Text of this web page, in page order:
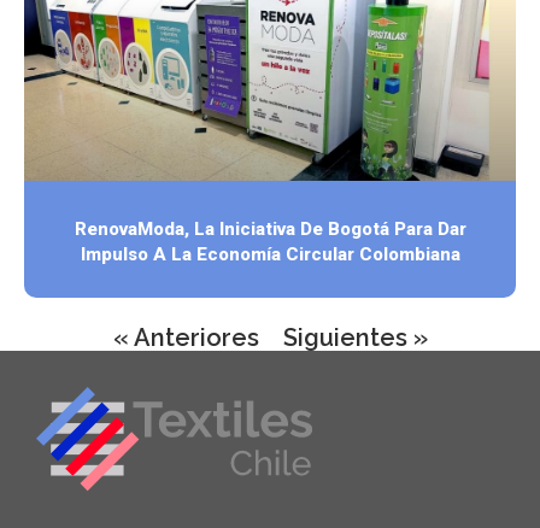
RenovaModa, La Iniciativa De Bogotá Para Dar
Impulso A La Economía Circular Colombiana
« Anteriores Siguientes »